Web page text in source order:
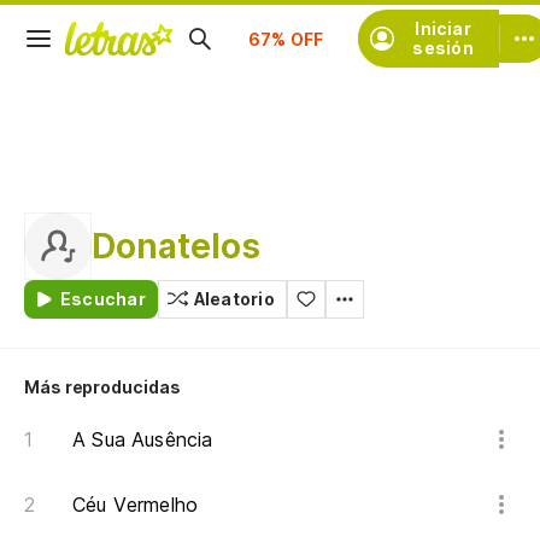
Iniciar
sesión
Suscríbete
Donatelos
Escuchar Aleatorio
Más reproducidas
A Sua Ausência
Céu Vermelho